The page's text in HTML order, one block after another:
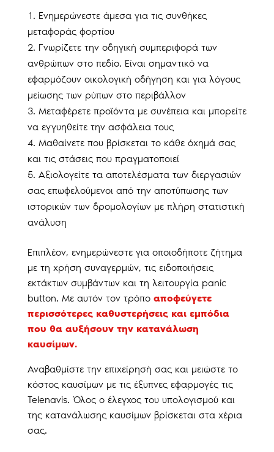
Ενημερώνεστε άμεσα για τις συνθήκες
μεταφοράς φορτίου
Γνωρίζετε την οδηγική συμπεριφορά των
ανθρώπων στο πεδίο. Είναι σημαντικό να
εφαρμόζουν οικολογική οδήγηση και για λόγους
μείωσης των ρύπων στο περιβάλλον
Μεταφέρετε προϊόντα με συνέπεια και μπορείτε
να εγγυηθείτε την ασφάλεια τους
Μαθαίνετε που βρίσκεται το κάθε όχημά σας
και τις στάσεις που πραγματοποιεί
Αξιολογείτε τα αποτελέσματα των διεργασιών
σας επωφελούμενοι από την αποτύπωσης των
ιστορικών των δρομολογίων με πλήρη στατιστική
ανάλυση
Επιπλέον, ενημερώνεστε για οποιοδήποτε ζήτημα
με τη χρήση συναγερμών, τις ειδοποιήσεις
εκτάκτων συμβάντων και τη λειτουργία panic
button. Με αυτόν τον τρόπο αποφεύγετε
περισσότερες καθυστερήσεις και εμπόδια
που θα αυξήσουν την κατανάλωση
καυσίμων.
Αναβαθμίστε την επιχείρησή σας και μειώστε το
κόστος καυσίμων με τις έξυπνες εφαρμογές τις
Telenavis. Όλος ο έλεγχος του υπολογισμού και
της κατανάλωσης καυσίμων βρίσκεται στα χέρια
σας.